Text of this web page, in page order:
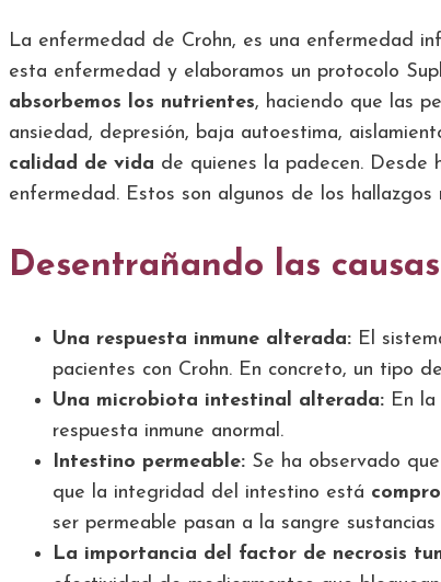
La enfermedad de Crohn, es una enfermedad
esta enfermedad y elaboramos un protocolo
absorbemos los nutrientes, haciendo que las
ansiedad, depresión, baja autoestima,
calidad de vida de quienes la padecen. Desde
enfermedad. Estos son algunos de los hallazgos
Desentrañando las
Una respuesta inmune alterada: El
pacientes con Crohn. En concreto, un tipo
Una microbiota intestinal alterada: En
respuesta inmune anormal.
Intestino permeable: Se ha observado
que la integridad del intestino está
ser permeable pasan a la sangre
La importancia del factor de necrosis